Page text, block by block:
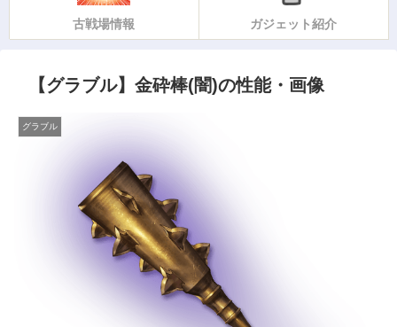
古戦場情報 ガジェット紹介
【グラブル】金砕棒(闇)の性能・画像
グラブル